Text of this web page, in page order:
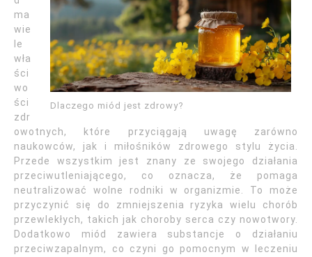
Dlaczego miód jest zdrowy?
ma
wie
le
wła
ści
wo
ści
zdr
owotnych, które przyciągają uwagę zarówno
naukowców, jak i miłośników zdrowego stylu życia.
Przede wszystkim jest znany ze swojego działania
przeciwutleniającego, co oznacza, że pomaga
neutralizować wolne rodniki w organizmie. To może
przyczynić się do zmniejszenia ryzyka wielu chorób
przewlekłych, takich jak choroby serca czy nowotwory.
Dodatkowo miód zawiera substancje o działaniu
przeciwzapalnym, co czyni go pomocnym w leczeniu